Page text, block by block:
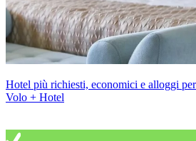
Hotel più richiesti, economici e alloggi
Volo + Hotel